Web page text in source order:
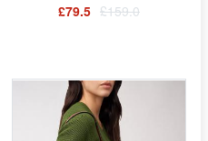
£79.5 £159.0